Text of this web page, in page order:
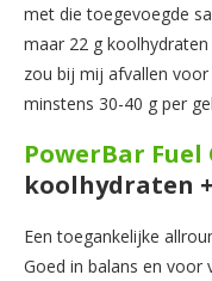
met die toegevoegde
maar 22 g
zou bij mij afvallen
minstens 30-40 g per
PowerBar Fuel
koolhydraten
Een toegankelijke
Goed in balans en voor